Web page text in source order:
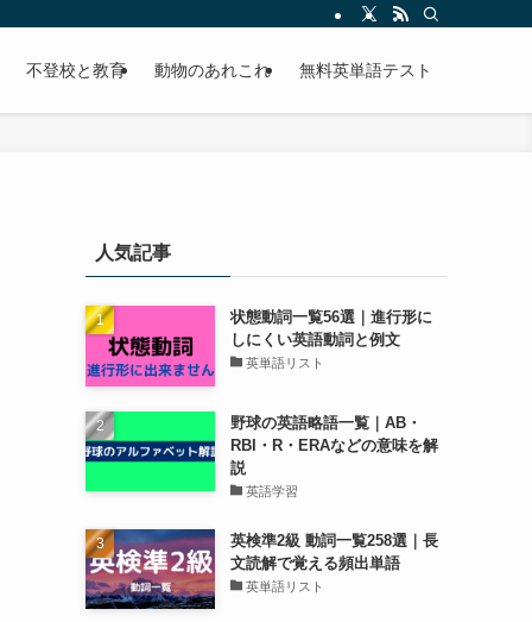
不登校と教育 動物のあれこれ 無料英単語テスト
人気記事
状態動詞一覧56選｜進行形に
しにくい英語動詞と例文
英単語リスト
野球の英語略語一覧｜AB・
RBI・R・ERAなどの意味を解
説
英語学習
英検準2級 動詞一覧258選｜長
文読解で覚える頻出単語
英単語リスト